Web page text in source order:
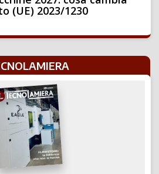
(UE) 2023/1230